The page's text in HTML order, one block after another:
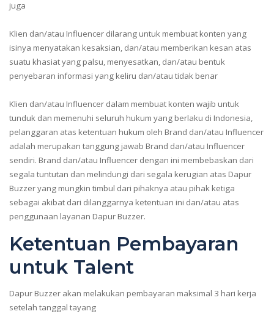
juga
Klien dan/atau Influencer dilarang untuk membuat konten yang
isinya menyatakan kesaksian, dan/atau memberikan kesan atas
suatu khasiat yang palsu, menyesatkan, dan/atau bentuk
penyebaran informasi yang keliru dan/atau tidak benar
Klien dan/atau Influencer dalam membuat konten wajib untuk
tunduk dan memenuhi seluruh hukum yang berlaku di Indonesia,
pelanggaran atas ketentuan hukum oleh Brand dan/atau Influencer
adalah merupakan tanggung jawab Brand dan/atau Influencer
sendiri. Brand dan/atau Influencer dengan ini membebaskan dari
segala tuntutan dan melindungi dari segala kerugian atas Dapur
Buzzer yang mungkin timbul dari pihaknya atau pihak ketiga
sebagai akibat dari dilanggarnya ketentuan ini dan/atau atas
penggunaan layanan Dapur Buzzer.
Ketentuan Pembayaran
untuk Talent
Dapur Buzzer akan melakukan pembayaran maksimal 3 hari kerja
setelah tanggal tayang